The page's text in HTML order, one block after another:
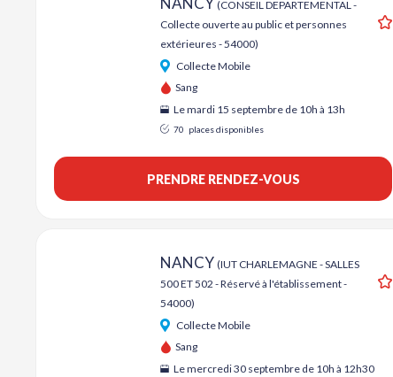
(CONSEIL DEPARTEMENTAL -
Collecte ouverte au public et personnes
extérieures - 54000)
Collecte Mobile
Sang
Le mardi 15 septembre de 10h à 13h
70 places disponibles
PRENDRE RENDEZ-VOUS
NANCY (IUT CHARLEMAGNE - SALLES
500 ET 502 - Réservé à l'établissement -
54000)
Collecte Mobile
Sang
Le mercredi 30 septembre de 10h à 12h30